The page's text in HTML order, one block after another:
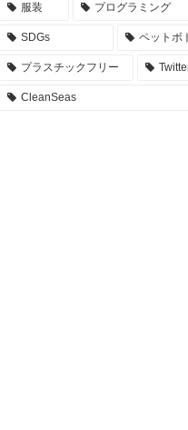
服装 プログラミング
SDGs ペットボ
プラスチックフリー
CleanSeas